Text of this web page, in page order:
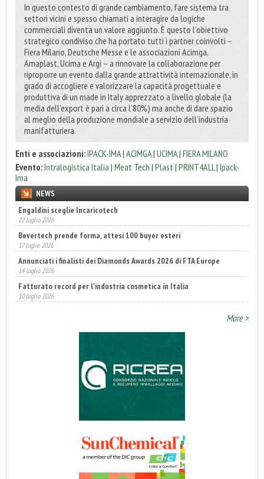
In questo contesto di grande cambiamento, fare sistema tra
settori vicini e spesso chiamati a interagire da logiche
commerciali diventa un valore aggiunto. È questo l’obiettivo
strategico condiviso che ha portato tutti i partner coinvolti –
Fiera Milano, Deutsche Messe e le associazioni Acimga,
Amaplast, Ucima e Argi – a rinnovare la collaborazione per
riproporre un evento dalla grande attrattività internazionale, in
grado di accogliere e valorizzare la capacità progettuale e
produttiva di un made in Italy apprezzato a livello globale (la
media dell’export è pari a circa l’80%) ma anche di dare spazio
al meglio della produzione mondiale a servizio dell’industria
manifatturiera.
Enti e associazioni:IPACK-IMA| ACIMGA| UCIMA| FIERA MILANO
Evento:Intralogistica Italia | Meat Tech | Plast | PRINT4ALL | Ipack-
Ima
NEWS
Engaldini sceglie Incaricotech
22 luglio 2026
Bevertech prende forma, attesi 100 buyer esteri
17 luglio 2026
Annunciati i finalisti dei Diamonds Awards 2026 di FTA Europe
14 luglio 2026
Fatturato record per l'industria cosmetica in Italia
10 luglio 2026
More >